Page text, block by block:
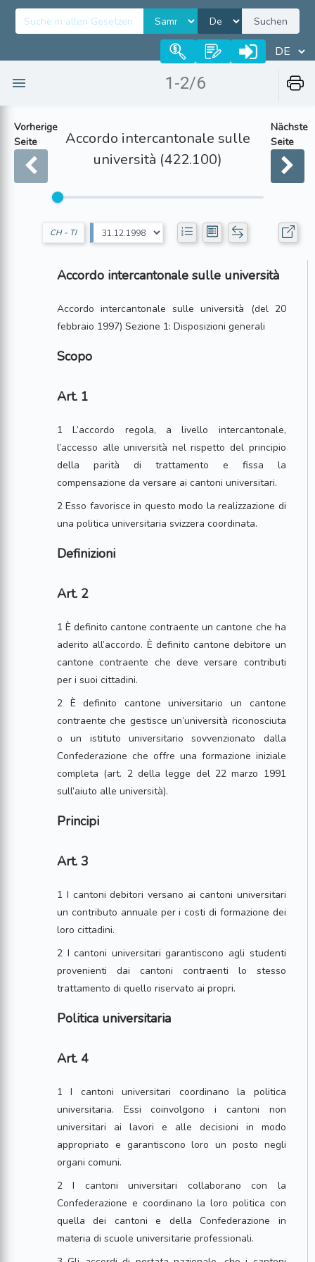
Suchen
1-2/6
Vorherige
Seite
Accordo intercantonale sulle
università (422.100)
Nächste
Seite
CH - TI
Accordo intercantonale sulle università
Accordo intercantonale sulle università (del 20
febbraio 1997) Sezione 1: Disposizioni generali
Scopo
Art. 1
1 L’accordo regola, a livello intercantonale,
l’accesso alle università nel rispetto del principio
della parità di trattamento e fissa la
compensazione da versare ai cantoni universitari.
2 Esso favorisce in questo modo la realizzazione di
una politica universitaria svizzera coordinata.
Definizioni
Art. 2
1 È definito cantone contraente un cantone che ha
aderito all’accordo. È definito cantone debitore un
cantone contraente che deve versare contributi
per i suoi cittadini.
2 È definito cantone universitario un cantone
contraente che gestisce un’università riconosciuta
o un istituto universitario sovvenzionato dalla
Confederazione che offre una formazione iniziale
completa (art. 2 della legge del 22 marzo 1991
sull’aiuto alle università).
Principi
Art. 3
1 I cantoni debitori versano ai cantoni universitari
un contributo annuale per i costi di formazione dei
loro cittadini.
2 I cantoni universitari garantiscono agli studenti
provenienti dai cantoni contraenti lo stesso
trattamento di quello riservato ai propri.
Politica universitaria
Art. 4
1 I cantoni universitari coordinano la politica
universitaria. Essi coinvolgono i cantoni non
universitari ai lavori e alle decisioni in modo
appropriato e garantiscono loro un posto negli
organi comuni.
2 I cantoni universitari collaborano con la
Confederazione e coordinano la loro politica con
quella dei cantoni e della Confederazione in
materia di scuole universitarie professionali.